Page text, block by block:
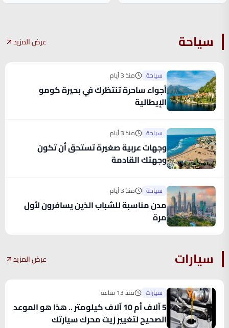
سياحة عرض المزيد
سياحة منذ 3 أيام
أجواء ساحرة تنتظرك في بحيرة كومو
الإيطالية
سياحة منذ 3 أيام
وجهات عربية صغيرة تستحق أن تكون
وجهتك القادمة
سياحة منذ 3 أيام
مدن مناسبة للشباب الذين يسافرون لأول
مرة
سيارات عرض المزيد
سيارات منذ 13 ساعة
5 آلاف أم 10 آلاف كيلومتر .. هذا هو الموعد
الصحيح لتغيير زيت محرك سيارتك